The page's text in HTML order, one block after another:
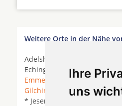
Ihre
uns
Weitere Orte in der Nähe
Adelshofen (Oberbayern) *
Eching am Ammersee *
Emmering
Gilching
Grafrath*
* Jesenwang * Landsberied *